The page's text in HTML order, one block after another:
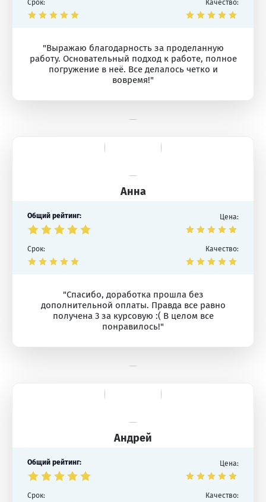
Срок: Качество:
"Выражаю благодарность за проделанную
работу. Основательный подход к работе, полное
погружение в неё. Все делалось четко и
вовремя!"
Анна
Общий рейтинг: Цена:
Срок: Качество:
"Спасибо, доработка прошла без
дополнительной оплаты. Правда все равно
получена 3 за курсовую :( В целом все
понравилось!"
Андрей
Общий рейтинг: Цена:
Срок: Качество: